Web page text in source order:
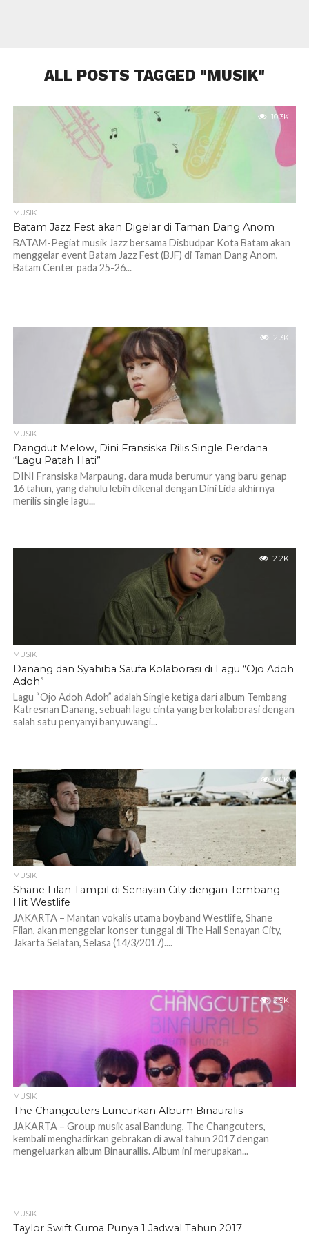
ALL POSTS TAGGED "MUSIK"
10.3K
MUSIK
Batam Jazz Fest akan Digelar di Taman Dang Anom
BATAM-Pegiat musik Jazz bersama Disbudpar Kota Batam akan
menggelar event Batam Jazz Fest (BJF) di Taman Dang Anom,
Batam Center pada 25-26...
2.3K
MUSIK
Dangdut Melow, Dini Fransiska Rilis Single Perdana
“Lagu Patah Hati”
DINI Fransiska Marpaung. dara muda berumur yang baru genap
16 tahun, yang dahulu lebih dikenal dengan Dini Lida akhirnya
merilis single lagu...
2.2K
MUSIK
Danang dan Syahiba Saufa Kolaborasi di Lagu “Ojo Adoh
Adoh”
Lagu “Ojo Adoh Adoh” adalah Single ketiga dari album Tembang
Katresnan Danang, sebuah lagu cinta yang berkolaborasi dengan
salah satu penyanyi banyuwangi...
6.0K
MUSIK
Shane Filan Tampil di Senayan City dengan Tembang
Hit Westlife
JAKARTA – Mantan vokalis utama boyband Westlife, Shane
Filan, akan menggelar konser tunggal di The Hall Senayan City,
Jakarta Selatan, Selasa (14/3/2017)....
2.9K
MUSIK
The Changcuters Luncurkan Album Binauralis
JAKARTA – Group musik asal Bandung, The Changcuters,
kembali menghadirkan gebrakan di awal tahun 2017 dengan
mengeluarkan album Binaurallis. Album ini merupakan...
MUSIK
Taylor Swift Cuma Punya 1 Jadwal Tahun 2017